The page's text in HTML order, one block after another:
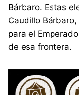
Bárbaro. Estas
Caudillo
para el
de esa frontera.